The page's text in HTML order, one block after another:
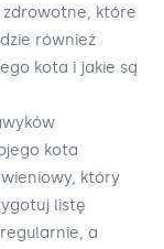
zdrowotne, które
również
kota i jakie są
kota
który
listę
a